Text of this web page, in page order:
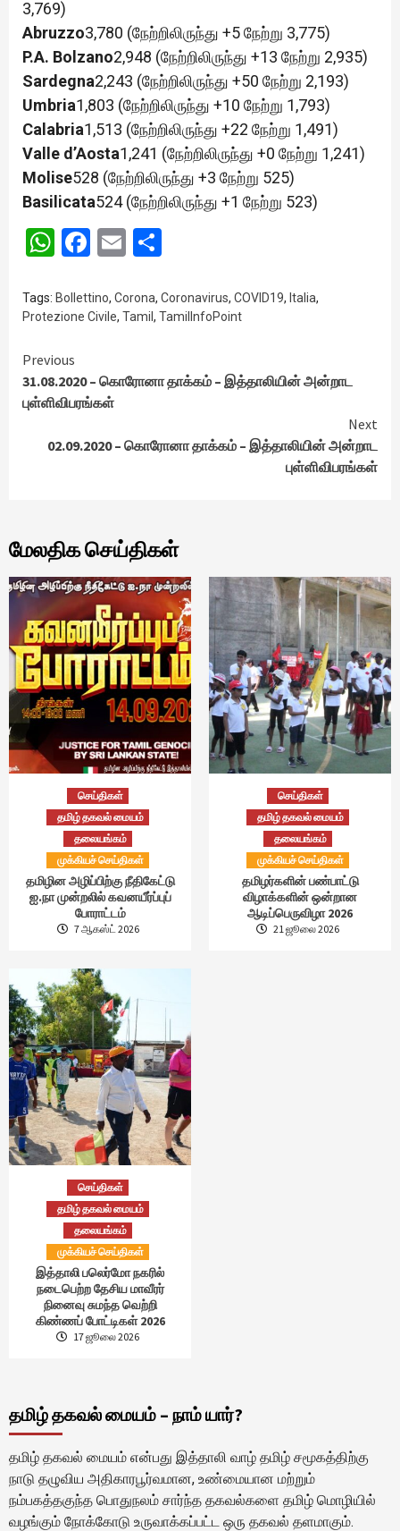
3,769)
Abruzzo3,780 (நேற்றிலிருந்து +5 நேற்று 3,775)
P.A. Bolzano2,948 (நேற்றிலிருந்து +13 நேற்று 2,935)
Sardegna2,243 (நேற்றிலிருந்து +50 நேற்று 2,193)
Umbria1,803 (நேற்றிலிருந்து +10 நேற்று 1,793)
Calabria1,513 (நேற்றிலிருந்து +22 நேற்று 1,491)
Valle d’Aosta1,241 (நேற்றிலிருந்து +0 நேற்று 1,241)
Molise528 (நேற்றிலிருந்து +3 நேற்று 525)
Basilicata524 (நேற்றிலிருந்து +1 நேற்று 523)
WhatsApp
Facebook
Email
Tags: Bollettino, Corona, Coronavirus, COVID19, Italia,
Protezione Civile, Tamil , TamilInfoPoint
Continue
Reading
Previous
31.08.2020 – கொரோனா தாக்கம் – இத்தாலியின் அன்றாட
புள்ளிவிபரங்கள்
Next
02.09.2020 – கொரோனா தாக்கம் – இத்தாலியின் அன்றாட
புள்ளிவிபரங்கள்
மேலதிக செய்திகள்
செய்திகள்
தமிழ் தகவல் மையம்
தலையங்கம்
முக்கியச் செய்திகள்
தமிழின அழிப்பிற்கு நீதிகேட்டு
ஐ.நா முன்றலில் கவனயீர்ப்புப்
போராட்டம்
7 ஆகஸ்ட் 2026
செய்திகள்
தமிழ் தகவல் மையம்
தலையங்கம்
முக்கியச் செய்திகள்
தமிழர்களின் பண்பாட்டு
விழாக்களின் ஒன்றான
ஆடிப்பெருவிழா 2026
21 ஜூலை 2026
செய்திகள்
தமிழ் தகவல் மையம்
தலையங்கம்
முக்கியச் செய்திகள்
இத்தாலி பலெர்மோ நகரில்
நடைபெற்ற தேசிய மாவீரர்
நினைவு சுமந்த வெற்றி
கிண்ணப் போட்டிகள் 2026
17 ஜூலை 2026
தமிழ் தகவல் மையம் – நாம் யார்?
தமிழ் தகவல் மையம் என்பது இத்தாலி வாழ் தமிழ் சமூகத்திற்கு
நாடு தழுவிய அதிகாரபூர்வமான, உண்மையான மற்றும்
நம்பகத்தகுந்த பொதுநலம் சார்ந்த தகவல்களை தமிழ் மொழியில்
வழங்கும் நோக்கோடு உருவாக்கப்பட்ட ஒரு தகவல் தளமாகும்.